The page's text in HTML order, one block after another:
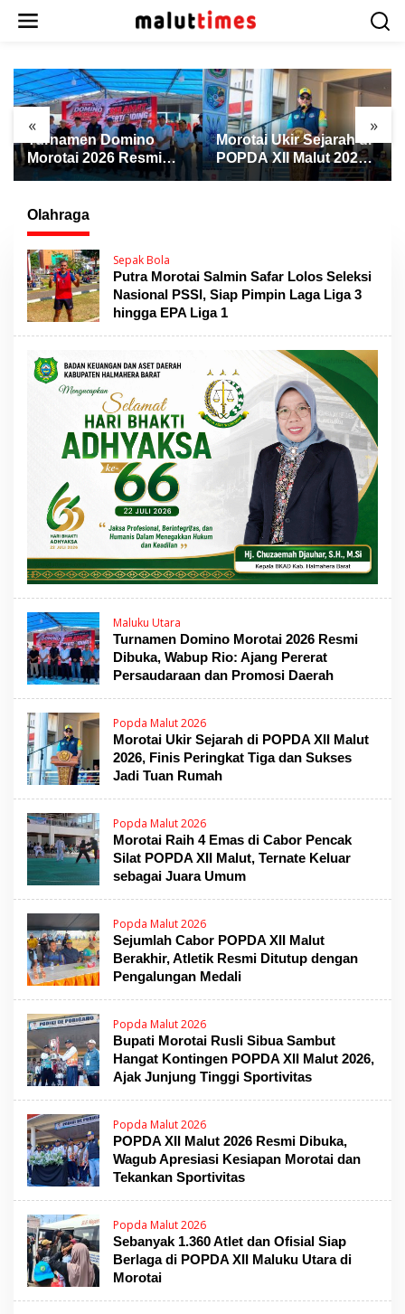
« »
Turnamen Domino
Morotai 2026 Resmi
Dibuka, Wabup Rio:
Persaudaraan dan
Promosi Daerah
Morotai Ukir Sejarah di
POPDA XII Malut 2026,
Finis Peringkat Tiga
Olahraga
Sepak Bola
Putra Morotai Salmin Safar Lolos Seleksi
Nasional PSSI, Siap Pimpin Laga Liga 3
hingga EPA Liga 1
Maluku Utara
Turnamen Domino Morotai 2026 Resmi
Dibuka, Wabup Rio: Ajang Pererat
Persaudaraan dan Promosi Daerah
Popda Malut 2026
Morotai Ukir Sejarah di POPDA XII Malut
2026, Finis Peringkat Tiga dan Sukses
Jadi Tuan Rumah
Popda Malut 2026
Morotai Raih 4 Emas di Cabor Pencak
Silat POPDA XII Malut, Ternate Keluar
sebagai Juara Umum
Popda Malut 2026
Sejumlah Cabor POPDA XII Malut
Berakhir, Atletik Resmi Ditutup dengan
Pengalungan Medali
Popda Malut 2026
Bupati Morotai Rusli Sibua Sambut
Hangat Kontingen POPDA XII Malut 2026,
Ajak Junjung Tinggi Sportivitas
Popda Malut 2026
POPDA XII Malut 2026 Resmi Dibuka,
Wagub Apresiasi Kesiapan Morotai dan
Tekankan Sportivitas
Popda Malut 2026
Sebanyak 1.360 Atlet dan Ofisial Siap
Berlaga di POPDA XII Maluku Utara di
Morotai